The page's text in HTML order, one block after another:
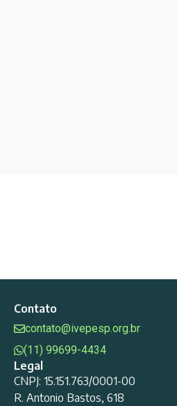
Contato
contato@ivepesp.org.br
(11) 99699-4434
Legal
CNPJ: 15.151.763/0001-00
R. Antonio Bastos, 618